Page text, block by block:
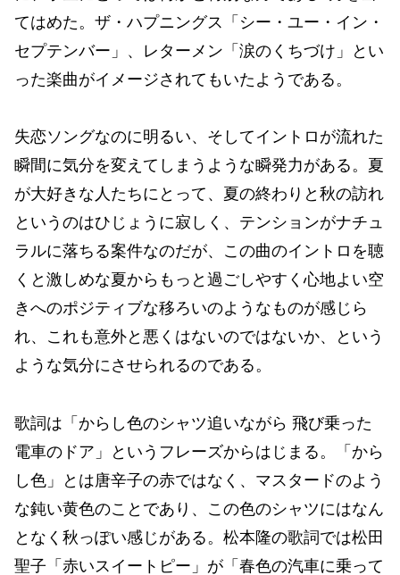
てはめた。ザ・ハプニングス「シー・ユー・イン・
セプテンバー」、レターメン「涙のくちづけ」とい
った楽曲がイメージされてもいたようである。
失恋ソングなのに明るい、そしてイントロが流れた
瞬間に気分を変えてしまうような瞬発力がある。夏
が大好きな人たちにとって、夏の終わりと秋の訪れ
というのはひじょうに寂しく、テンションがナチュ
ラルに落ちる案件なのだが、この曲のイントロを聴
くと激しめな夏からもっと過ごしやすく心地よい空
きへのポジティブな移ろいのようなものが感じら
れ、これも意外と悪くはないのではないか、という
ような気分にさせられるのである。
歌詞は「からし色のシャツ追いながら 飛び乗った
電車のドア」というフレーズからはじまる。「から
し色」とは唐辛子の赤ではなく、マスタードのよう
な鈍い黄色のことであり、この色のシャツにはなん
となく秋っぽい感じがある。松本隆の歌詞では松田
聖子「赤いスイートピー」が「春色の汽車に乗って